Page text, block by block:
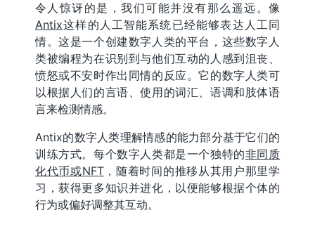
令人惊讶的是，我们可能并没有那么遥远。像
Antix这样的人工智能系统已经能够表达人工同
情。这是一个创建数字人类的平台，这些数字人
类被编程为在识别到与他们互动的人感到沮丧、
愤怒或不安时作出同情的反应。它的数字人类可
以根据人们的言语、使用的词汇、语调和肢体语
言来检测情感。
Antix的数字人类理解情感的能力部分基于它们的
训练方式。每个数字人类都是一个独特的非同质
化代币或NFT，随着时间的推移从其用户那里学
习，获得更多知识并进化，以便能够根据个体的
行为或偏好调整其互动。